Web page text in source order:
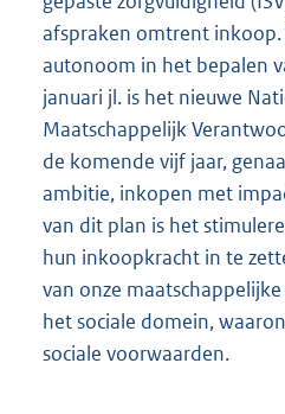
afspraken omtrent
autonoom in het bepalen
januari jl. is het nieuwe
Maatschappelijk
de komende vijf jaar,
ambitie, inkopen met
van dit plan is het
hun inkoopkracht in te
van onze
het sociale domein,
sociale voorwaarden.